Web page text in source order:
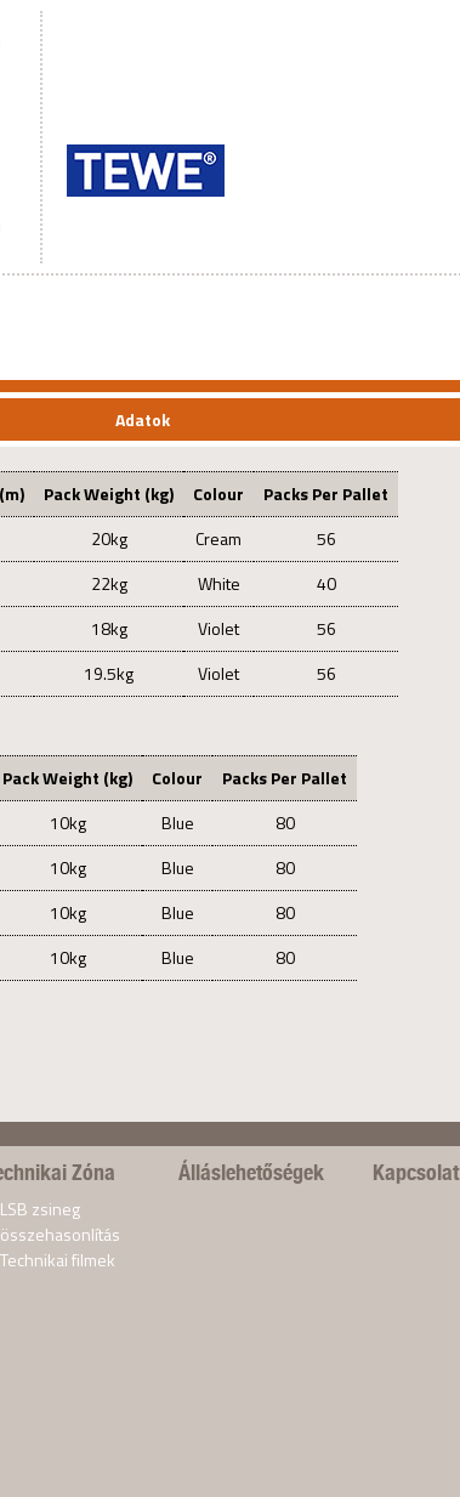
Adatok
Pack Weight (kg) Colour
Packs Per Pallet
20kg Cream
56
22kg White
40
18kg Violet
56
19.5kg Violet 56
Pack Weight (kg) Colour
Packs Per Pallet
10kg Blue
80
10kg Blue
80
10kg Blue
80
10kg Blue 80
Zóna
LSB zsineg
összehasonlítás
Technikai filmek
Álláslehetőségek Kapcsolat